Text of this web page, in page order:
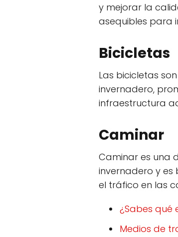
y mejorar la
asequibles para
Bicicletas
Las bicicletas
invernadero,
infraestructura
Caminar
Caminar es una
invernadero y
el tráfico en las
¿Sabes qué
Medios de